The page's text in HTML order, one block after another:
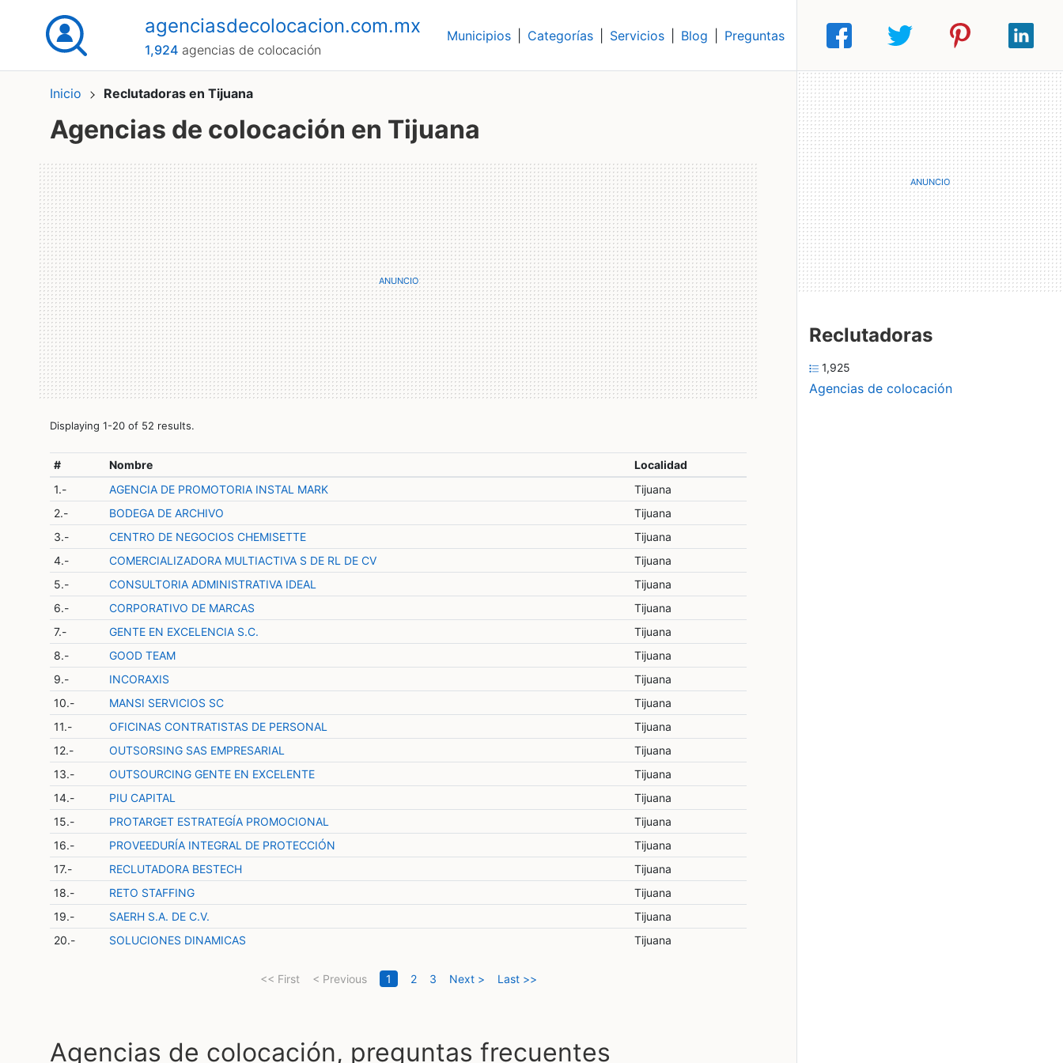
agenciasdecolocacion.com.mx
1,924agencias de colocación
Municipios Categorías Servicios Blog Preguntas
Inicio Reclutadoras en Tijuana
Agencias de colocación en Tijuana
Displaying 1-20 of 52 results.
# Nombre
Localidad
1.-
AGENCIA DE PROMOTORIA INSTAL MARK
Tijuana
2.-
BODEGA DE ARCHIVO
Tijuana
3.-
CENTRO DE NEGOCIOS CHEMISETTE
Tijuana
4.-
COMERCIALIZADORA MULTIACTIVA S DE RL DE CV
Tijuana
5.-
CONSULTORIA ADMINISTRATIVA IDEAL
Tijuana
6.-
CORPORATIVO DE MARCAS
Tijuana
7.-
GENTE EN EXCELENCIA S.C.
Tijuana
8.-
GOOD TEAM
Tijuana
9.-
INCORAXIS
Tijuana
10.-
MANSI SERVICIOS SC
Tijuana
11.-
OFICINAS CONTRATISTAS DE PERSONAL
Tijuana
12.-
OUTSORSING SAS EMPRESARIAL
Tijuana
13.-
OUTSOURCING GENTE EN EXCELENTE
Tijuana
14.-
PIU CAPITAL
Tijuana
15.-
PROTARGET ESTRATEGÍA PROMOCIONAL
Tijuana
16.-
PROVEEDURÍA INTEGRAL DE PROTECCIÓN
Tijuana
17.-
RECLUTADORA BESTECH
Tijuana
18.-
RETO STAFFING
Tijuana
19.-
SAERH S.A. DE C.V.
Tijuana
20.-
SOLUCIONES DINAMICAS Tijuana
<< First < Previous 1 (current)
2 3 Next > Last >>
Agencias de colocación, preguntas frecuentes
Reclutadoras
1,925
Agencias de colocación